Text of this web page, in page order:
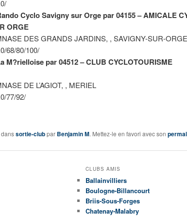
Cyclo Savigny sur Orge par 04155 – AMICALE
ORGE
DES GRANDS JARDINS, , SAVIGNY-SUR-ORGE
68/80/100/
M?rielloise par 04512 – CLUB CYCLOTOURISME
DE L’AGIOT, , MERIEL
77/92/
sortie-clubpar Benjamin M. Mettez-le en favori avec son
CLUBS AMIS
Ballainvilliers
Boulogne-Billancourt
Briis-Sous-Forges
Chatenay-Malabry